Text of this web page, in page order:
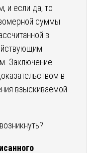
и если да, то
суммы
в
Заключение
в
взыскиваемой